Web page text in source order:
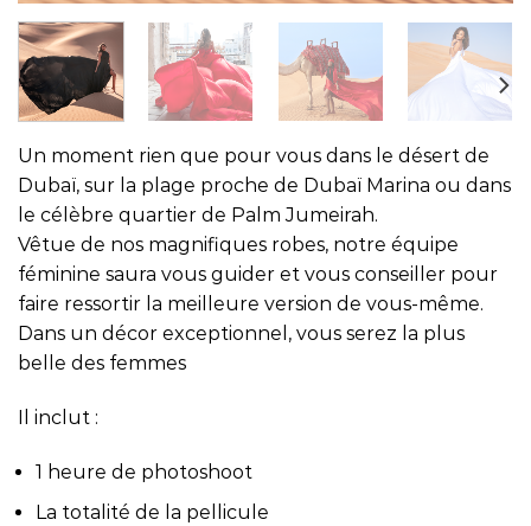
Un moment rien que pour vous dans le désert de
Dubaï, sur la plage proche de Dubaï Marina ou dans
le célèbre quartier de Palm Jumeirah.
Vêtue de nos magnifiques robes, notre équipe
féminine saura vous guider et vous conseiller pour
faire ressortir la meilleure version de vous-même.
Dans un décor exceptionnel, vous serez la plus
belle des femmes
Il inclut :
1 heure de photoshoot
La totalité de la pellicule